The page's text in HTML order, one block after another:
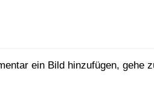
ein Bild hinzufügen, gehe